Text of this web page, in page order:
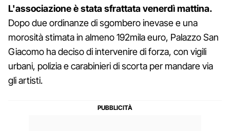
L'associazione è stata sfrattata venerdì mattina.
Dopo due ordinanze di sgombero inevase e una
morosità stimata in almeno 192mila euro, Palazzo San
Giacomo ha deciso di intervenire di forza, con vigili
urbani, polizia e carabinieri di scorta per mandare via
gli artisti.